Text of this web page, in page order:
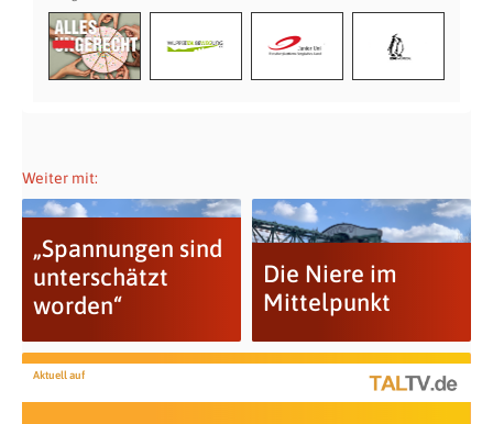
Weiter mit:
„Spannungen sind
unterschätzt
worden“
Die Niere im
Mittelpunkt
Aktuell auf